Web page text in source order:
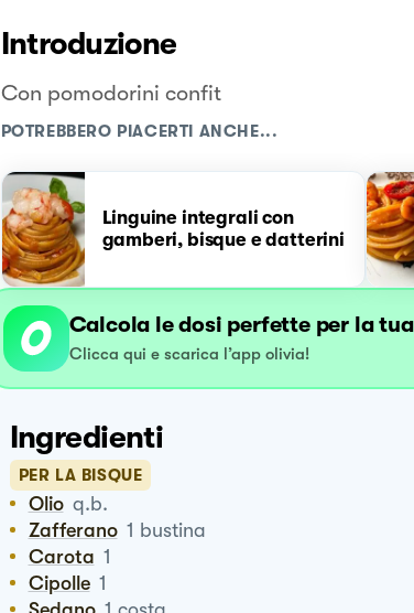
Introduzione
Con pomodorini confit
POTREBBERO PIACERTI ANCHE...
Linguine integrali con
gamberi, bisque e datterini
Calcola le dosi perfette per la
Clicca qui e scarica l’app olivia!
Ingredienti
PER LA BISQUE
Olio q.b.
Zafferano 1 bustina
Carota 1
Cipolle 1